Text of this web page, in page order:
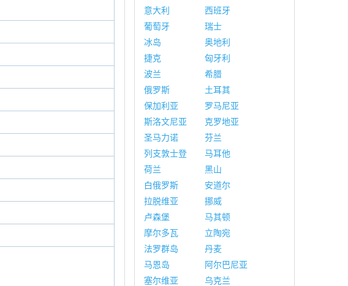
意大利
西班牙
葡萄牙
瑞士
冰岛
奥地利
捷克
匈牙利
波兰
希腊
俄罗斯
土耳其
保加利亚
罗马尼亚
斯洛文尼亚
克罗地亚
圣马力诺
芬兰
列支敦士登
马耳他
荷兰
黑山
白俄罗斯
安道尔
拉脱维亚
挪威
卢森堡
马其顿
摩尔多瓦
立陶宛
法罗群岛
丹麦
马恩岛
阿尔巴尼亚
塞尔维亚
乌克兰